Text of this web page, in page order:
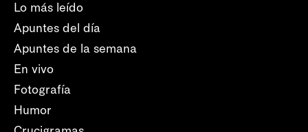
Lo más leído
Apuntes del día
Apuntes de la semana
En vivo
Fotografía
Humor